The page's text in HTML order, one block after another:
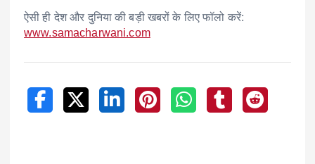
ऐसी ही देश और दुनिया की बड़ी खबरों के लिए फॉलो करें:
www.samacharwani.com